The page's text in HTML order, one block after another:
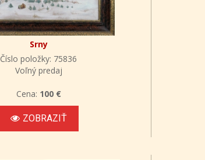
Srny
Číslo položky: 75836
Voľný predaj
Cena: 100 €
ZOBRAZIŤ